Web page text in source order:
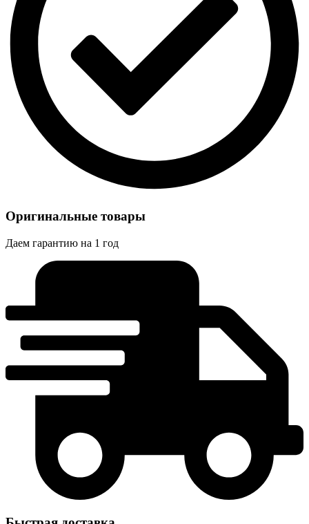
Оригинальные товары
Даем гарантию на 1 год